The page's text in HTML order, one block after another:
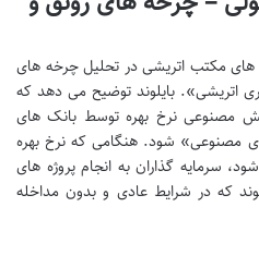
مکتب اتریشی در تحلیل چرخه های
اتریشی». بایلوند توضیح می دهد که
مصنوعی نرخ بهره توسط بانک های
مصنوعی» شود. هنگامی که نرخ بهره
سرمایه گذاران به انجام پروژه های
که در شرایط عادی و بدون مداخله